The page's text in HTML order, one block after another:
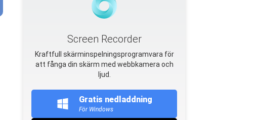
Screen Recorder
Kraftfull skärminspelningsprogramvara för
att fånga din skärm med webbkamera och
ljud.
Gratis nedladdning
För Windows